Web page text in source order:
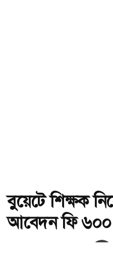
বুয়েটে শিক্ষক
আবেদন ফি ৬০০